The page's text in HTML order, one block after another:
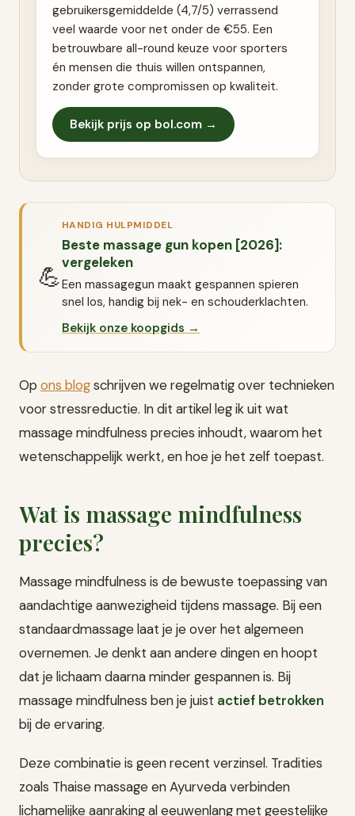
gebruikersgemiddelde (4,7/5) verrassend
veel waarde voor net onder de €55. Een
betrouwbare all-round keuze voor sporters
én mensen die thuis willen ontspannen,
zonder grote compromissen op kwaliteit.
Bekijk prijs op bol.com →
💪
HANDIG HULPMIDDEL
Beste massage gun kopen [2026]:
vergeleken
Een massagegun maakt gespannen spieren
snel los, handig bij nek- en schouderklachten.
Bekijk onze koopgids →
Op ons blogschrijven we regelmatig over technieken
voor stressreductie. In dit artikel leg ik uit wat
massage mindfulness precies inhoudt, waarom het
wetenschappelijk werkt, en hoe je het zelf toepast.
Wat is massage mindfulness
precies?
Massage mindfulness is de bewuste toepassing van
aandachtige aanwezigheid tijdens massage. Bij een
standaardmassage laat je je over het algemeen
overnemen. Je denkt aan andere dingen en hoopt
dat je lichaam daarna minder gespannen is. Bij
massage mindfulness ben je juist actief betrokken
bij de ervaring.
Deze combinatie is geen recent verzinsel. Tradities
zoals Thaise massage en Ayurveda verbinden
lichamelijke aanraking al eeuwenlang met geestelijke